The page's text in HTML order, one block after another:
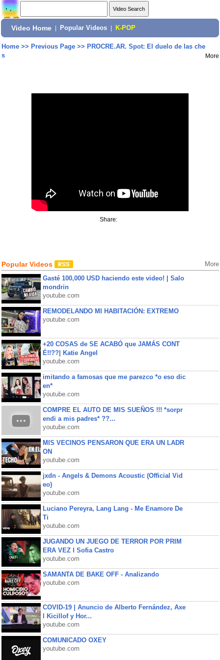
Video Home Popular Videos K-POP
Home>> Previous Page>> PROCRE.AR. Spot: El duelo de las che
s
More
Share:
Popular Videos More
Gasté 100,000 USD haciendo este video! | Salo
mondrin
youtube.com
REMODELANDO MI HABITACIÓN: EXTREMO
youtube.com
+20 COSAS de SE ACABÓ que JAMÁS CONT
É!!??| Katie Angel
youtube.com
imitando a famosas que me parezco *o eso dic
en*
youtube.com
COMPRE EL AUTO DE MIS SUEÑOS !!! *sorpr
endi a mis padres* ??...
youtube.com
MIS VECINOS PENSARON QUE ERA UN LADR
ON
youtube.com
jxdn - Angels & Demons Acoustic (Official Vid
eo)
youtube.com
Luciano Pereyra, Lang Lang - Me Enamore De
Ti
youtube.com
JUGANDO UN JUEGO DE TERROR POR PRIM
ERA VEZ l Sofia Castro
youtube.com
SAMANTA DE BAKE OFF - Analizando
youtube.com
COVID-19 | Anuncio de Alberto Fernández, Axe
l Kicillof y Hor...
youtube.com
COMUNICADO OXEY
youtube.com